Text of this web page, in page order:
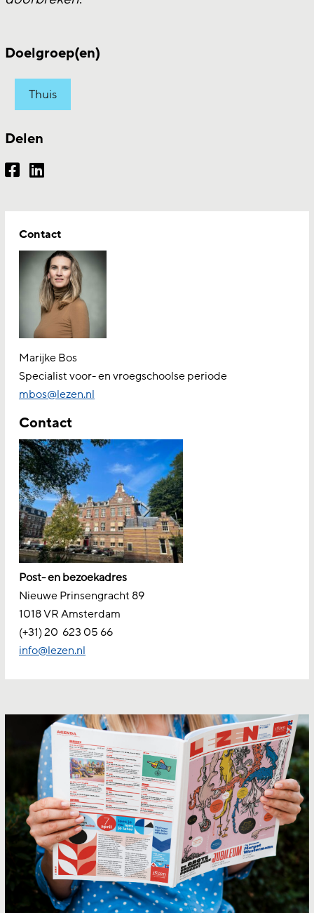
Contact
Marijke Bos
Specialist voor- en vroegschoolse periode
mbos@lezen.nl
Contact
Post- en bezoekadres
Nieuwe Prinsengracht 89
1018 VR Amsterdam
(+31) 20 623 05 66
info@lezen.nl
Doelgroep(en)
Thuis
Delen